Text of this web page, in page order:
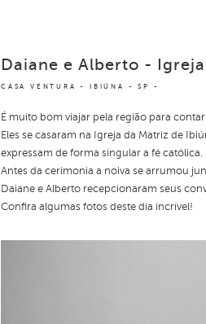
CASA VENTURA - IBIÚNA - SP
Daiane e Alberto -
É muito bom viajar pela região para
Eles se casaram na Igreja da Matriz de
expressam de forma singular a fé católica.
Antes da cerimonia a noiva se arrumou
Daiane e Alberto recepcionaram seus
Confira algumas fotos deste dia incrível!